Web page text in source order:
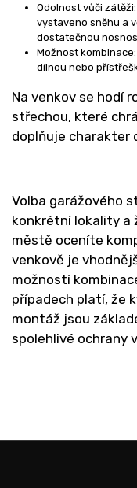
Odolnost vůči
vystaveno sněhu a
dostatečnou
Možnost
dílnou nebo
Na venkov se hodí
střechou, které
doplňuje charakter
Volba garážového
konkrétní lokality a
městě oceníte
venkově je
možností
případech platí, že
montáž jsou
spolehlivé ochrany